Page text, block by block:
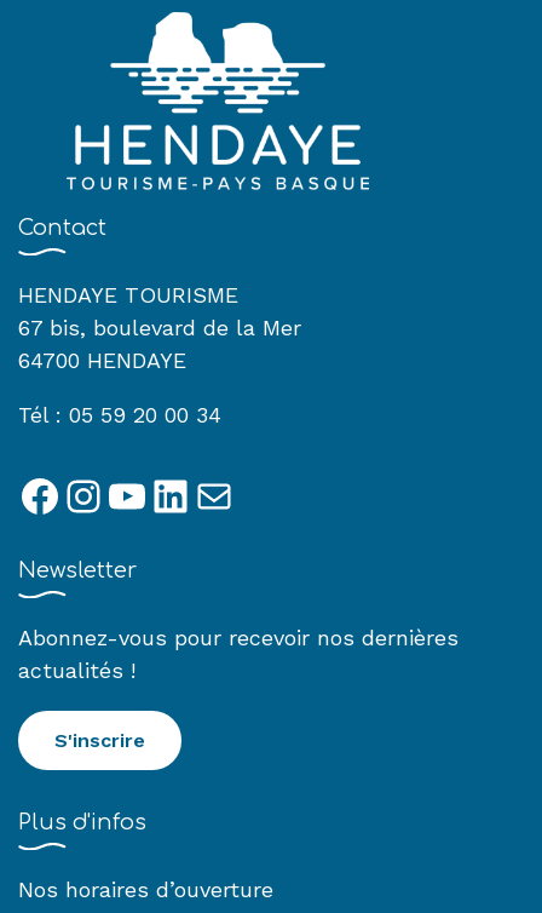
Contact
HENDAYE TOURISME
67 bis, boulevard de la Mer
64700 HENDAYE
Tél : 05 59 20 00 34
Facebook
Instagram
YouTube
LinkedIn
E-mail
Newsletter
Abonnez-vous pour recevoir nos dernières
actualités !
S'inscrire
Plus d'infos
Nos horaires d’ouverture